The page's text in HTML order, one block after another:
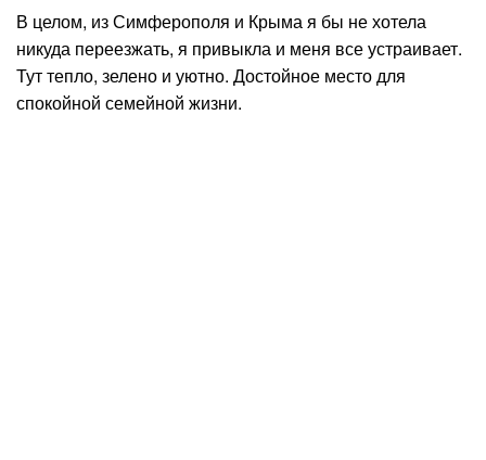
В целом, из Симферополя и Крыма я бы не хотела
никуда переезжать, я привыкла и меня все устраивает.
Тут тепло, зелено и уютно. Достойное место для
спокойной семейной жизни.